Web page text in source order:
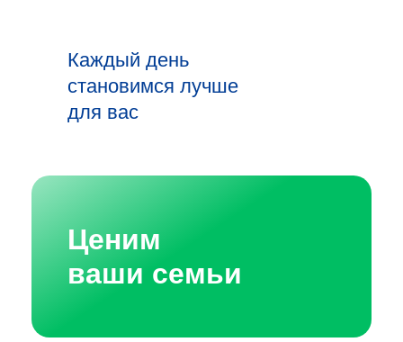
Каждый день
становимся лучше
для вас
Ценим
ваши семьи